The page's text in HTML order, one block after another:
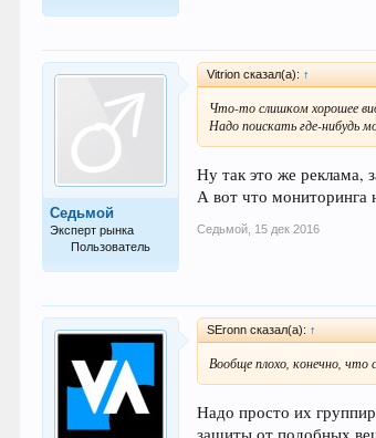
Седьмой
Эксперт рынка
Пользователь
Vitrion сказал(а): ↑
Что-то слишком хорошее
Надо поискать где-нибудь
Ну так это же реклама,
А вот что мониторинга
Седьмой 15 дек 2016
SEronn сказал(а): ↑
Вообще плохо, конечно, что
Надо просто их